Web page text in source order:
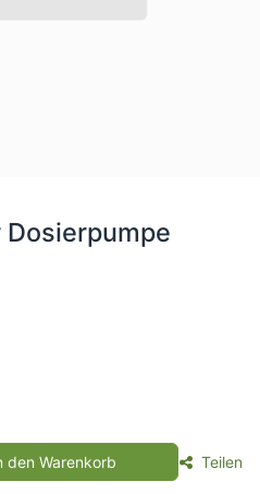
den Warenkorb Teilen